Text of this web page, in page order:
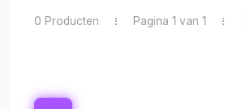
0 Producten Pagina 1 van 1